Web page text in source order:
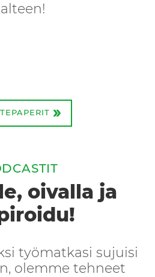
»
oivalla ja
työmatkasi sujuisi
olemme tehneet